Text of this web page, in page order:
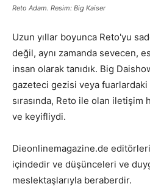
Reto Adam. Resim: Big Kaiser
Uzun yıllar boyunca Reto'yu
değil, aynı zamanda sevecen,
insan olarak tanıdık. Big
gazeteci gezisi veya
sırasında, Reto ile olan
ve keyifliydi.
Dieonlinemagazine.de
içindedir ve düşünceleri ve
meslektaşlarıyla beraberdir.